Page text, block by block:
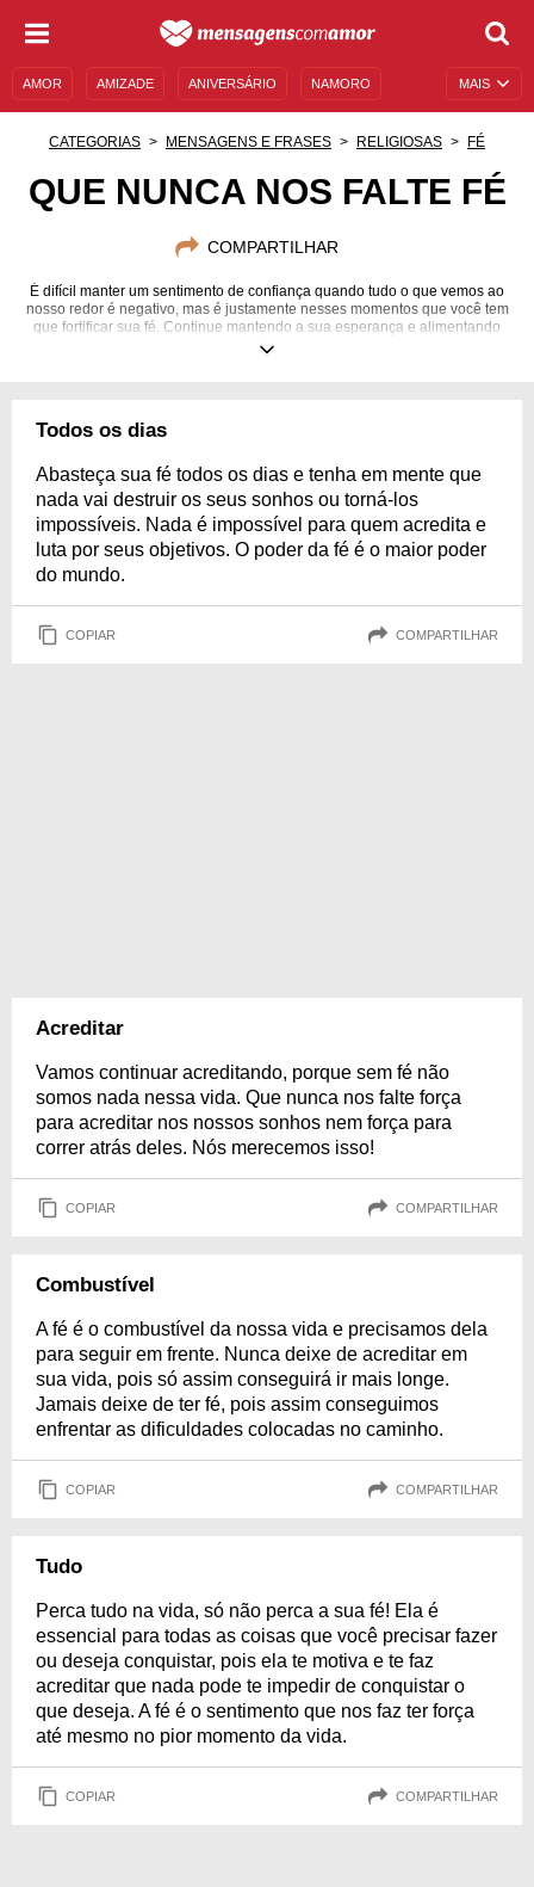
MAIS
AMOR AMIZADE ANIVERSÁRIO NAMORO
CATEGORIAS MENSAGENS E FRASES RELIGIOSAS FÉ
QUE NUNCA NOS FALTE FÉ
COMPARTILHAR
É difícil manter um sentimento de confiança quando tudo o que vemos ao
nosso redor é negativo, mas é justamente nesses momentos que você tem
que fortificar sua fé. Continue mantendo a sua esperança e alimentando
suas crenças. Assim seu coração estará sempre cheio de bons
Todos os dias
Abasteça sua fé todos os dias e tenha em mente que
nada vai destruir os seus sonhos ou torná-los
impossíveis. Nada é impossível para quem acredita e
luta por seus objetivos. O poder da fé é o maior poder
do mundo.
COPIAR COMPARTILHAR
Acreditar
Vamos continuar acreditando, porque sem fé não
somos nada nessa vida. Que nunca nos falte força
para acreditar nos nossos sonhos nem força para
correr atrás deles. Nós merecemos isso!
COPIAR COMPARTILHAR
Combustível
A fé é o combustível da nossa vida e precisamos dela
para seguir em frente. Nunca deixe de acreditar em
sua vida, pois só assim conseguirá ir mais longe.
Jamais deixe de ter fé, pois assim conseguimos
enfrentar as dificuldades colocadas no caminho.
COPIAR COMPARTILHAR
Tudo
Perca tudo na vida, só não perca a sua fé! Ela é
essencial para todas as coisas que você precisar fazer
ou deseja conquistar, pois ela te motiva e te faz
acreditar que nada pode te impedir de conquistar o
que deseja. A fé é o sentimento que nos faz ter força
até mesmo no pior momento da vida.
COPIAR COMPARTILHAR